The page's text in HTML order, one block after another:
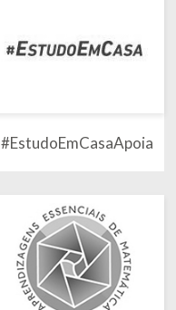
#EstudoEmCasaApoia